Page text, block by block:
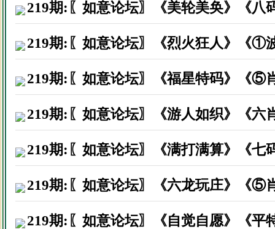
广东梅州市陈先生因打赏资料
广东惠州市黄先生因打赏资料
219期:〖如意论坛〗《美轮美奂》《八
219期:〖如意论坛〗《烈火狂人》《①
219期:〖如意论坛〗《福星特码》《⑤
219期:〖如意论坛〗《游人如织》《六
219期:〖如意论坛〗《满打满算》《七
219期:〖如意论坛〗《六龙玩庄》《⑤
219期:〖如意论坛〗《自觉自愿》《平